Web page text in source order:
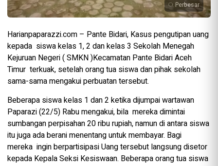
Perbesar
Harianpaparazzi.com – Pante Bidari, Kasus pengutipan uang
kepada siswa kelas 1, 2 dan kelas 3 Sekolah Menegah
Kejuruan Negeri ( SMKN )Kecamatan Pante Bidari Aceh
Timur terkuak, setelah orang tua siswa dan pihak sekolah
sama-sama mengakui perbuatan tersebut.
Beberapa siswa kelas 1 dan 2 ketika dijumpai wartawan
Paparazi (22/5) Rabu mengakui, bila mereka dimintai
sumbangan perpisahan 20 ribu rupiah, namun di antara siswa
itu juga ada berani menentang untuk membayar. Bagi
mereka ingin berpartisipasi Uang tersebut langsung disetor
kepada Kepala Seksi Kesiswaan. Beberapa orang tua siswa